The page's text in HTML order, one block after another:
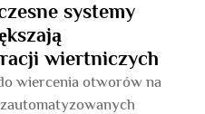
systemy
wiertniczych
wiercenia otworów na